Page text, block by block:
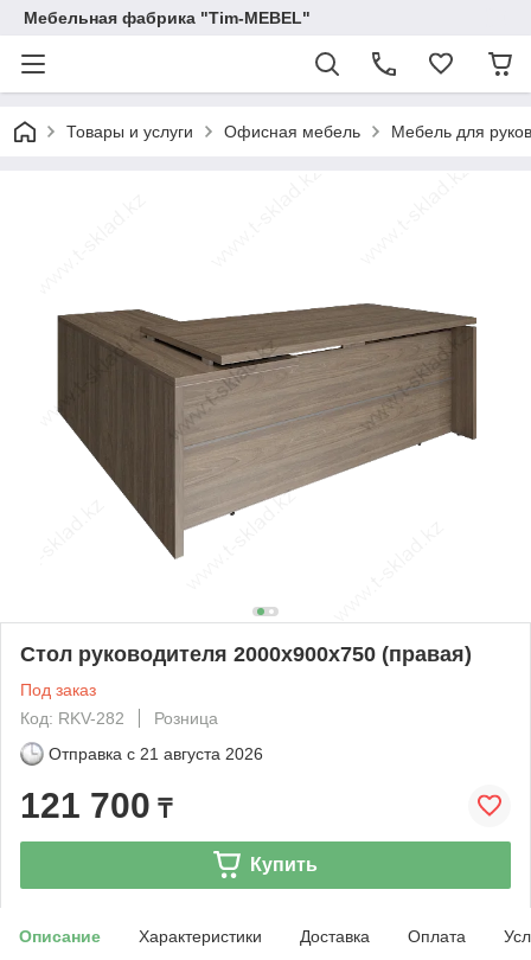
Мебельная фабрика "Tim-MEBEL"
Товары и услуги Офисная мебель Мебель для
Стол руководителя 2000х900х750 (правая)
Под заказ
Код: RKV-282
Розница
Отправка с 21 августа 2026
121 700 ₸
Купить
Описание Характеристики Доставка Оплата